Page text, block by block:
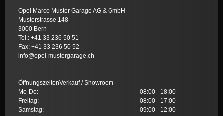
Opel Marco Muster Garage AG & GmbH
Musterstrasse 148
3000 Bern
Tel.: +41 33 236 50 51
Fax: +41 33 236 50 52
info@opel-mustergarage.ch
ÖffnungszeitenVerkauf / Showroom
Mo-Do:
08:00 - 18:00
Freitag:
08:00 - 17:00
Samstag:
09:00 - 12:00